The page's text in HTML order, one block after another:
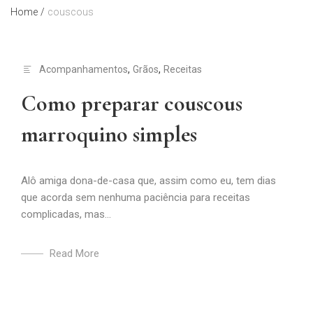
Home / couscous
Acompanhamentos, Grãos, Receitas
Como preparar couscous
marroquino simples
Alô amiga dona-de-casa que, assim como eu, tem dias
que acorda sem nenhuma paciência para receitas
complicadas, mas...
Read More